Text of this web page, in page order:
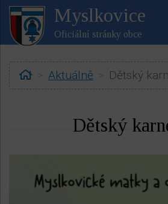
Myslkovice
Oficiální stránky obce
Home
Aktuálně Dětský
Dětský